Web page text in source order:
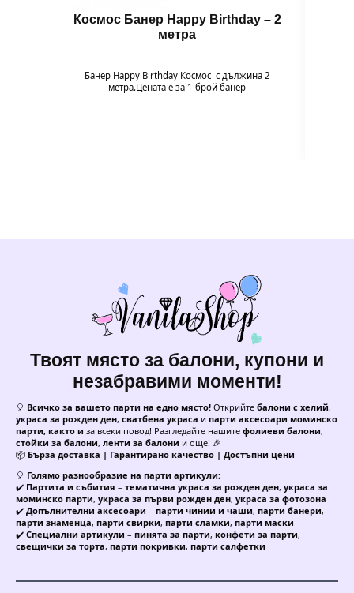
Космос Банер Happy Birthday – 2
метра
Банер Happy Birthday Космос с дължина 2
метра.Цената е за 1 брой банер
Твоят място за балони, купони и
незабравими моменти!
🎈 Всичко за вашето парти на едно място! Открийте балони с хелий,
украса за рожден ден, сватбена украса и парти аксесоари моминско
парти, както и за всеки повод! Разгледайте нашите фолиеви балони,
стойки за балони, ленти за балони и още! 🎉
📦 Бърза доставка | Гарантирано качество | Достъпни цени
🎈 Голямо разнообразие на парти артикули:
✔️ Партита и събития – тематична украса за рожден ден, украса за
моминско парти, украса за първи рожден ден, украса за фотозона
✔️ Допълнителни аксесоари – парти чинии и чаши, парти банери,
парти знаменца, парти свирки, парти сламки, парти маски
✔️ Специални артикули – пинята за парти, конфети за парти,
свещички за торта, парти покривки, парти салфетки